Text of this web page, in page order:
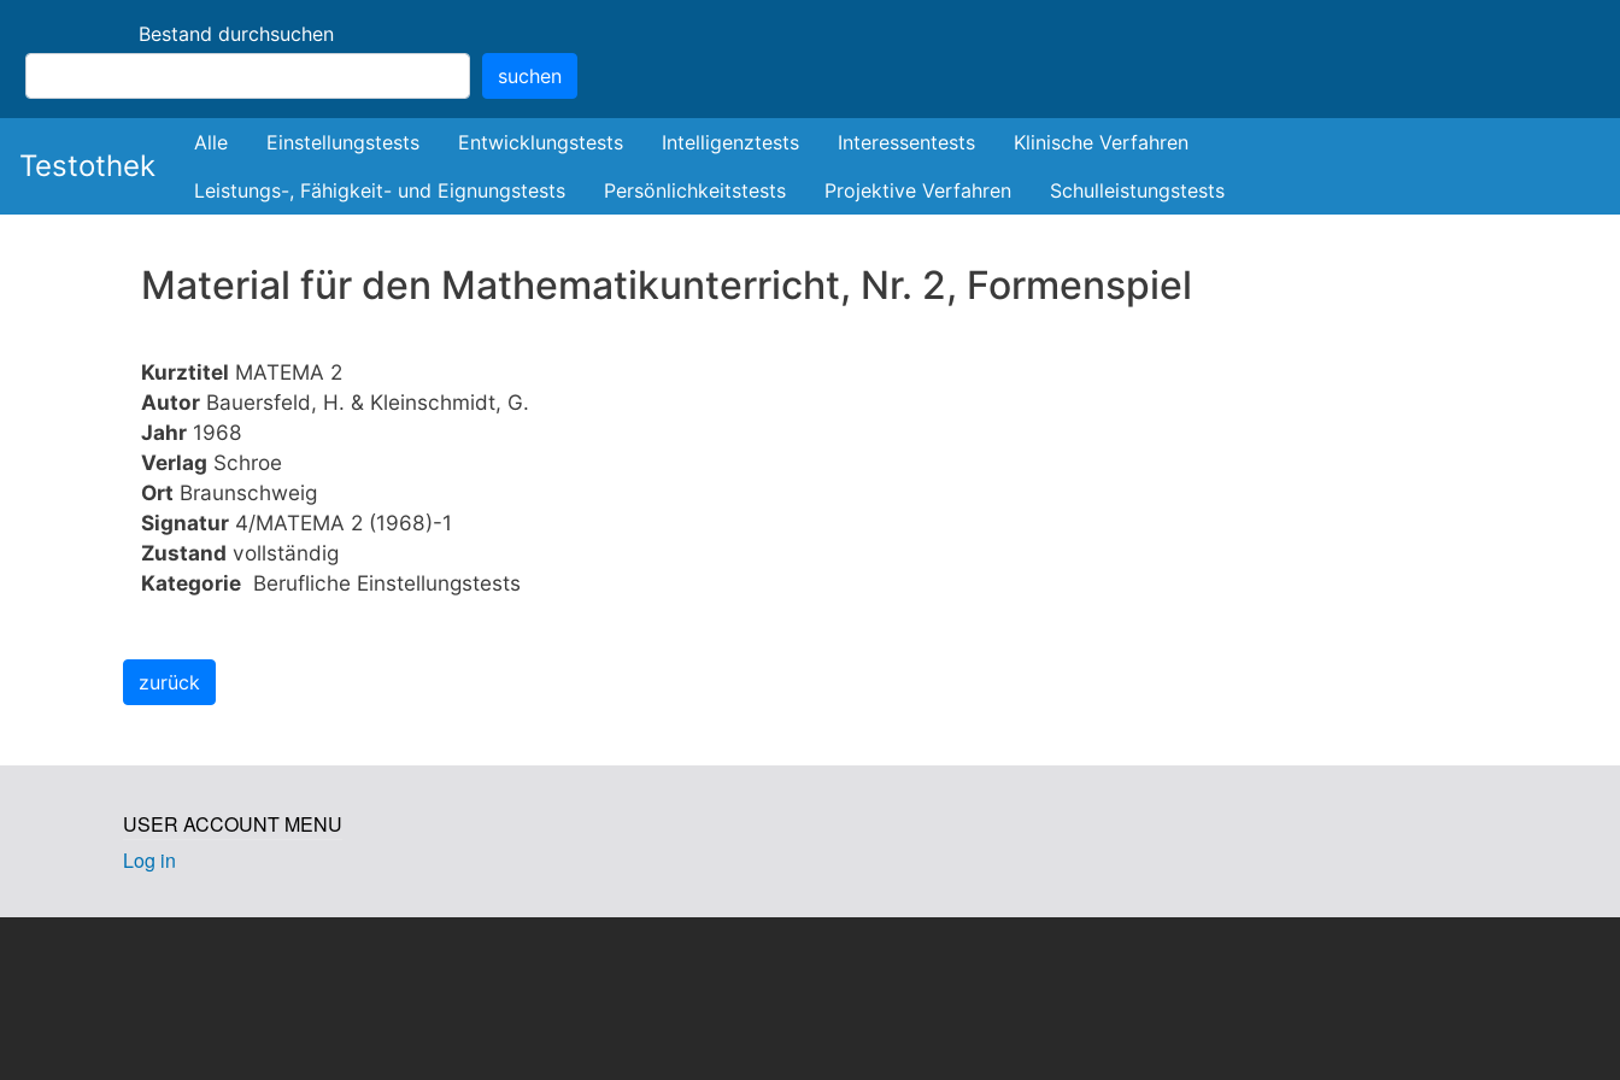
Bestand durchsuchen
suchen
Testothek
Bestand
Alle Einstellungstests Entwicklungstests Intelligenztests Interessentests
Klinische Verfahren
Leistungs-, Fähigkeit- und Eignungstests
Persönlichkeitstests Projektive Verfahren Schulleistungstests
Material für den Mathematikunterricht, Nr. 2, Formenspiel
Kurztitel MATEMA 2
Autor Bauersfeld, H. & Kleinschmidt, G.
Jahr 1968
Verlag Schroe
Ort Braunschweig
Signatur 4/MATEMA 2 (1968)-1
Zustand vollständig
Kategorie Berufliche Einstellungstests
USER ACCOUNT MENU
Log in